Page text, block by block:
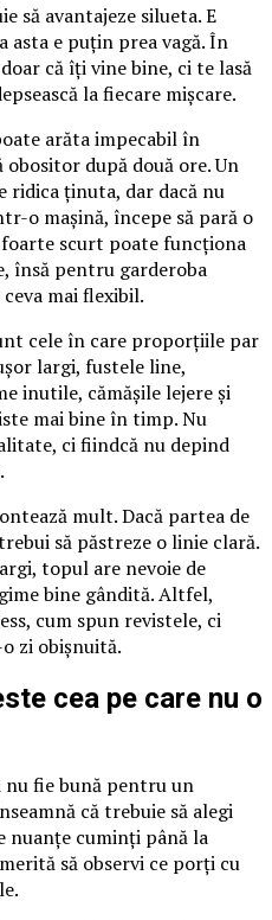
să avantajeze silueta. E
asta e puțin prea vagă. În
că îți vine bine, ci te lasă
la fiecare mișcare.
arăta impecabil în
obositor după două ore. Un
ținuta, dar dacă nu
o mașină, începe să pară o
scurt poate funcționa
însă pentru garderoba
mai flexibil.
cele în care proporțiile par
largi, fustele line,
inutile, cămășile lejere și
mai bine în timp. Nu
ci fiindcă nu depind
mult. Dacă partea de
să păstreze o linie clară.
topul are nevoie de
bine gândită. Altfel,
cum spun revistele, ci
zi obișnuită.
cea pe care nu o
nu fie bună pentru un
că trebuie să alegi
nuanțe cuminți până la
să observi ce porți cu